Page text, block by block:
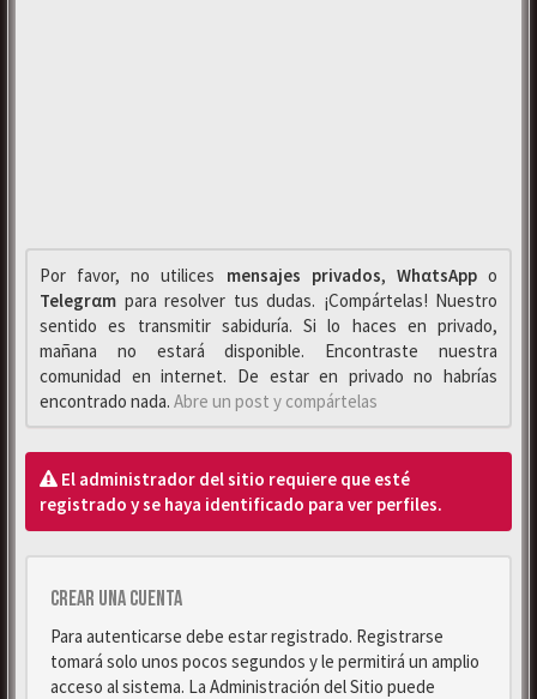
Por favor, no utilices mensajes privados, WhαtsAppo
Telegrαm para resolver tus dudas. ¡Compártelas! Nuestro
sentido es transmitir sabiduría. Si lo haces en privado,
mañana no estará disponible. Encontraste nuestra
comunidad en internet. De estar en privado no habrías
encontrado nada. Abre un post y compártelas
El administrador del sitio requiere que esté
registrado y se haya identificado para ver perfiles.
Crear una cuenta
Para autenticarse debe estar registrado. Registrarse
tomará solo unos pocos segundos y le permitirá un amplio
acceso al sistema. La Administración del Sitio puede